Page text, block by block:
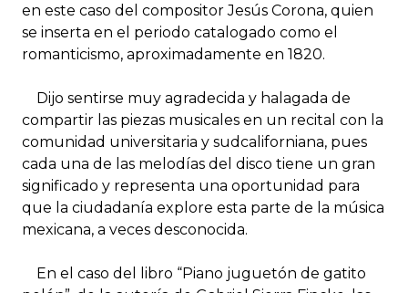
en este caso del compositor Jesús Corona, quien
se inserta en el periodo catalogado como el
romanticismo, aproximadamente en 1820.
Dijo sentirse muy agradecida y halagada de
compartir las piezas musicales en un recital con la
comunidad universitaria y sudcaliforniana, pues
cada una de las melodías del disco tiene un gran
significado y representa una oportunidad para
que la ciudadanía explore esta parte de la música
mexicana, a veces desconocida.
En el caso del libro “Piano juguetón de gatito